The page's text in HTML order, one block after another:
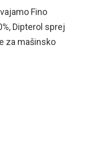
Fino
Dipterol sprej
za mašinsko